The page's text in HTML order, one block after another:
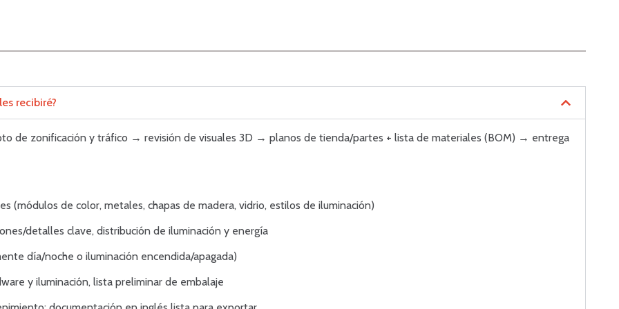
recibiré?
de zonificación y tráfico → revisión de visuales 3D → planos de tienda/partes + lista de materiales (BOM) → entrega
(módulos de color, metales, chapas de madera, vidrio, estilos de iluminación)
detalles clave, distribución de iluminación y energía
día/noche o iluminación encendida/apagada)
y iluminación, lista preliminar de embalaje